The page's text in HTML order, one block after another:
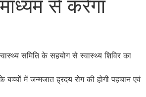
से करेगा
समिति के सहयोग से स्वास्थ्य शिविर का
में जन्मजात ह्रदय रोग की होगी पहचान एवं